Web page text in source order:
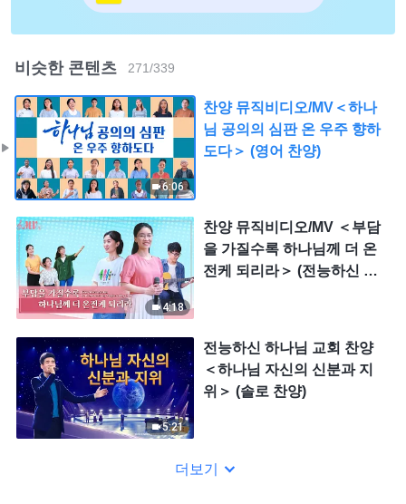
비슷한 콘텐츠 271/339
6:06
찬양 뮤직비디오/MV＜하나
님 공의의 심판 온 우주 향하
도다＞ (영어 찬양)
4:18
찬양 뮤직비디오/MV ＜부담
을 가질수록 하나님께 더 온
전케 되리라＞ (전능하신 하
5:21
전능하신 하나님 교회 찬양
＜하나님 자신의 신분과 지
위＞ (솔로 찬양)
더보기